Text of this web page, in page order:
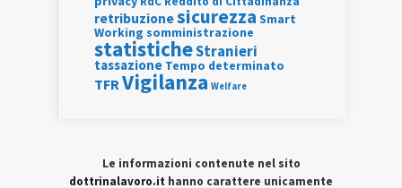
retribuzionesicurezza Smart
Working somministrazione
statisticheStranieri
tassazione Tempo determinato
TFRVigilanza Welfare
Le informazioni contenute nel sito
dottrinalavoro.it hanno carattere unicamente